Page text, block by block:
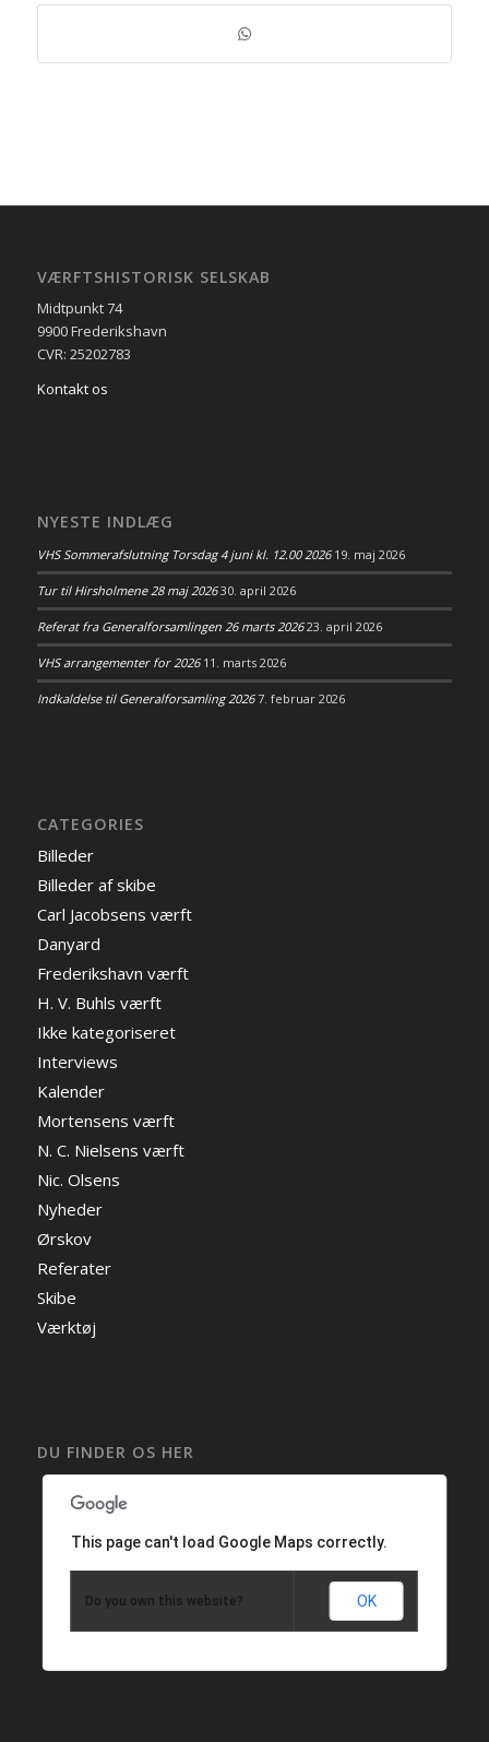
VÆRFTSHISTORISK SELSKAB
Midtpunkt 74
9900 Frederikshavn
CVR: 25202783
Kontakt os
NYESTE INDLÆG
VHS Sommerafslutning Torsdag 4 juni kl. 12.00 2026 19. maj 2026
Tur til Hirsholmene 28 maj 2026 30. april 2026
Referat fra Generalforsamlingen 26 marts 2026 23. april 2026
VHS arrangementer for 2026 11. marts 2026
Indkaldelse til Generalforsamling 2026 7. februar 2026
CATEGORIES
Billeder
Billeder af skibe
Carl Jacobsens værft
Danyard
Frederikshavn værft
H. V. Buhls værft
Ikke kategoriseret
Interviews
Kalender
Mortensens værft
N. C. Nielsens værft
Nic. Olsens
Nyheder
Ørskov
Referater
Skibe
Værktøj
DU FINDER OS HER
This page can't load Google Maps correctly.
Do you own this website? OK